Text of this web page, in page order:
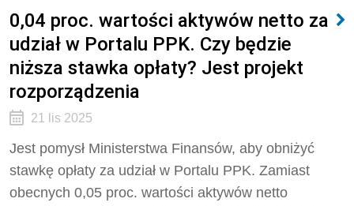
0,04 proc. wartości aktywów netto za
udział w Portalu PPK. Czy będzie
niższa stawka opłaty? Jest projekt
rozporządzenia
21 lis 2025
Jest pomysł Ministerstwa Finansów, aby obniżyć
stawkę opłaty za udział w Portalu PPK. Zamiast
obecnych 0,05 proc. wartości aktywów netto